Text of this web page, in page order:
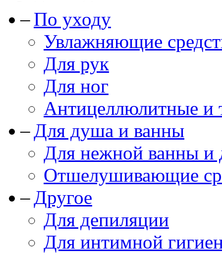
По уходу
Увлажняющие
Для рук
Для ног
Антицеллюлитные и
Для душа и ванны
Для нежной ванны и
Отшелушивающие
Другое
Для депиляции
Для интимной